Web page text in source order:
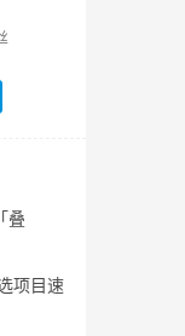
叠
项目速